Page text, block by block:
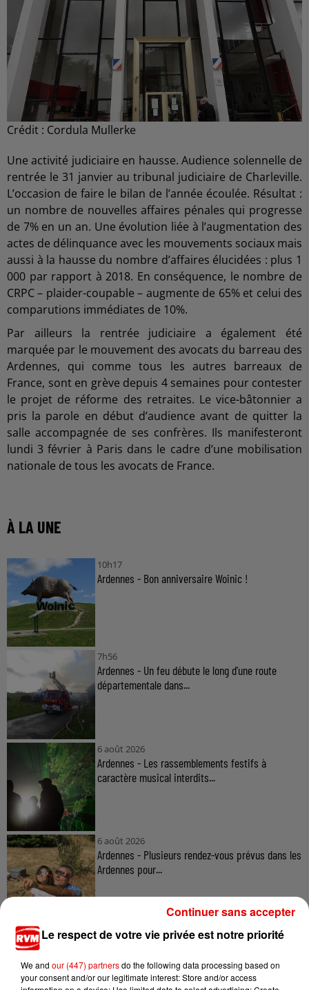
Crédit : Cordula Mullerke
Une activité judiciaire en hausse. Audience solennelle de
rentrée le 31 janvier au tribunal judiciaire de Charleville.
L’occasion de faire le bilan de l’année écoulée. Résultat :
un nombre de nouvelles affaires pénales qui progresse
de 7% en un an. Une évolution liée à l’augmentation des
actes de délinquance avec les mouvements sociaux mais
aussi à la hausse du nombre d’affaires élucidées : plus 1
000 par rapport à 2018. En conséquence, le nombre de
CRPC – plaider-coupable – augmente de 65% et celui des
comparutions immédiates de 10%.
Par ailleurs la rentrée judiciaire a également été
marquée par le mouvement des avocats du barreau des
Ardennes, qui comme tous les autres barreaux de
France, sont en grève depuis 4 semaines pour contester
le projet de réforme des retraites. Le vice-bâtonnier a
pris la parole en début d’audience avant de quitter la
salle accompagnée de ses confrères. Ils manifesteront
lundi 3 février à Paris dans le cadre d’une mobilisation
nationale de tous les avocats de France.
À LA UNE
10h17
Ardennes - Bon anniversaire Woinic !
7h56
Ardennes - Un feu débute le long d'une route
départementale dans...
6 août 2026
Ardennes - Les rassemblements festifs à
caractère musical interdits...
6 août 2026
Ardennes - Plusieurs rendez-vous prévus dans les
Ardennes pour...
Le respect de votre vie privée est notre priorité
We and our (447) partnersdo the following data processing based on
your consent and/or our legitimate interest: Store and/or access
Continuer sans accepter